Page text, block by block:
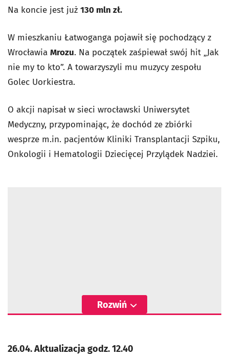
Na koncie jest już 130 mln zł.
W mieszkaniu Łatwoganga pojawił się pochodzący z
Wrocławia Mrozu. Na początek zaśpiewał swój hit „Jak
nie my to kto”. A towarzyszyli mu muzycy zespołu
Golec Uorkiestra.
O akcji napisał w sieci wrocławski Uniwersytet
Medyczny, przypominając, że dochód ze zbiórki
wesprze m.in. pacjentów Kliniki Transplantacji Szpiku,
Onkologii i Hematologii Dziecięcej Przylądek Nadziei.
Rozwiń
26.04. Aktualizacja godz. 12.40